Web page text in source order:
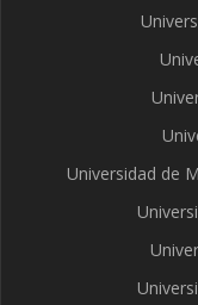
Universidad de